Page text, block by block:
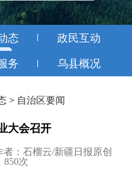
态 政民互动
务 乌县概况
> 自治区要闻
大会召开
者：石榴云/新疆日报原创
850次